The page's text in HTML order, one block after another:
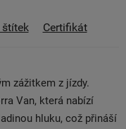
štítek Certifikát
zážitkem z jízdy.
Van, která nabízí
hluku, což přináší